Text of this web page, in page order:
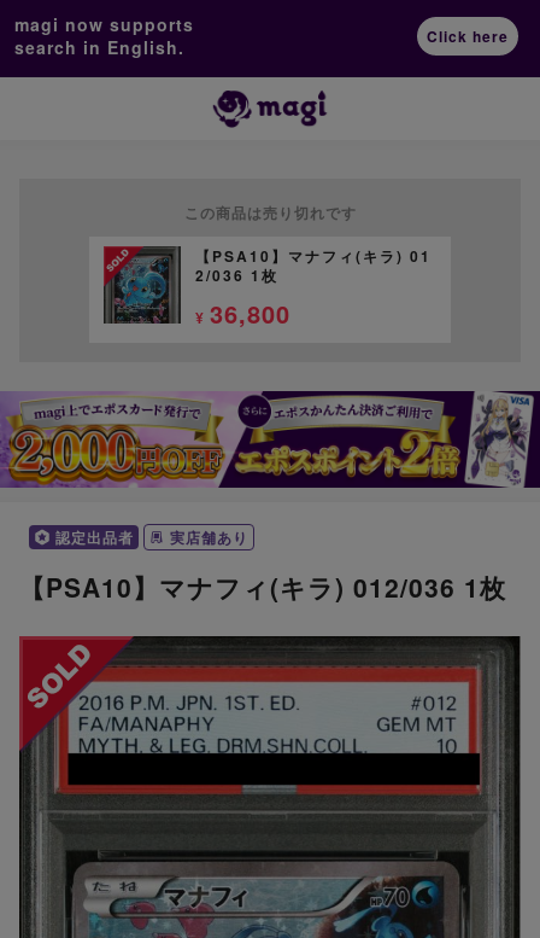
magi now supports
search in English.
Click here
この商品は売り切れです
【PSA10】マナフィ(キラ) 01
2/036 1枚
¥ 36,800
認定出品者 実店舗あり
【PSA10】マナフィ(キラ) 012/036 1枚